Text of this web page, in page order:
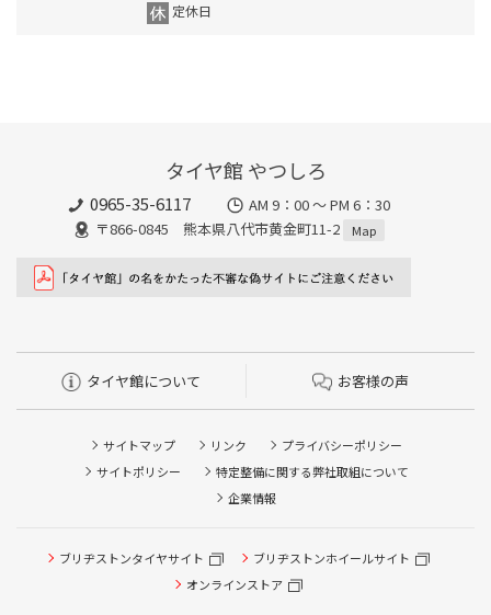
定休日
タイヤ館 やつしろ
0965-35-6117
AM 9：00 ～ PM 6：30
〒866-0845 熊本県八代市黄金町11-2
Map
タイヤ館について お客様の声
サイトマップ リンク
プライバシーポリシー
サイトポリシー
特定整備に関する弊社取組について
企業情報
ブリヂストンタイヤサイト
ブリヂストンホイールサイト
オンラインストア